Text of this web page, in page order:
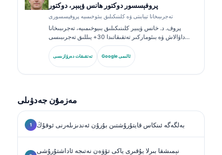
پروفېسسور دوكتور ھانس ۋېبېر، دوكتور
تەجرىبىخانا تېبابىتى ۋە كلىنىكىلىق بىئوخىمىيە پروفېسسورى
پروف. د. خانس ۋېبېر كلىنىكىلىق بىيوخىمىيە، تەجرىبىخانا
داۋالاش ۋە بىئوماركىر تەتقىقاتىدا 30+ يىللىق تەجرىبىسى
بىلەن تونۇلغان. گېرمانىيە كلىنىكىلىق خىمىيە جەمئىيىتىنىڭ
سابىق رەئىسى بولغان ئۇ دىئاگنوز گۇرۇپپا تەھلىلى،
بىئوماركىرنى ئۆلچەملەشتۈرۈش ۋە AI ياردەملىك تەجرىبىخانا
تەتقىقات دەرۋازىسى Google ئالىمى
مەزمۇن جەدۋىلى
بەلگەگە ئىنكاس قايتۇرۇشتىن بۇرۇن ئەندىزىلەرنى ئوقۇڭ
نېمىشقا بىرلا يۇقىرى ياكى تۆۋەن نەتىجە ئاداشتۇرۇشى